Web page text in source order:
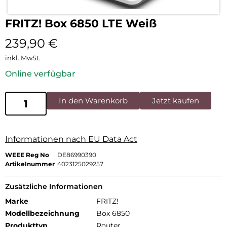
FRITZ! Box 6850 LTE Weiß
239,90 €
inkl. MwSt.
Online verfügbar
In den Warenkorb Jetzt kaufen
Informationen nach EU Data Act
WEEE Reg No
DE86990390
Artikelnummer 4023125029257
Zusätzliche Informationen
Marke
FRITZ!
Modellbezeichnung
Box 6850